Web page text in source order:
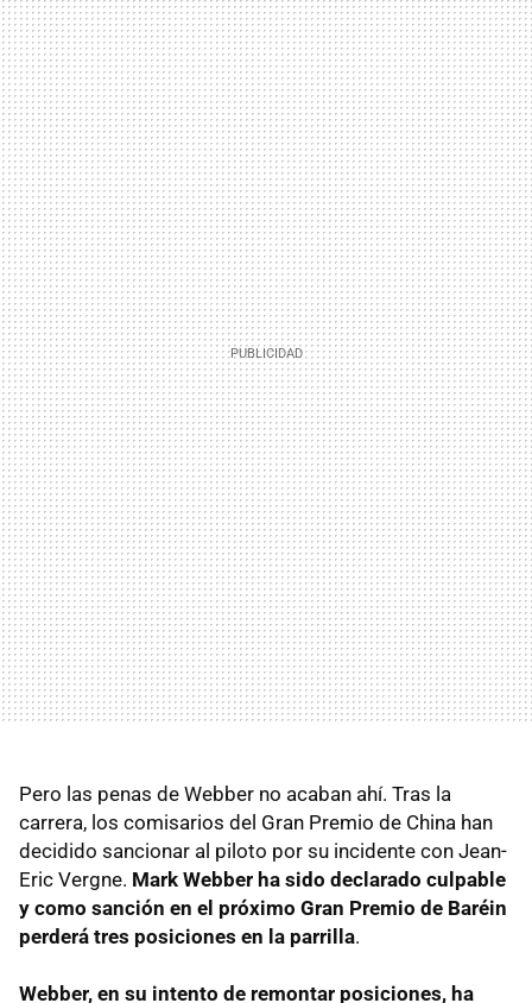
Pero las penas de Webber no acaban ahí. Tras la
carrera, los comisarios del Gran Premio de China han
decidido sancionar al piloto por su incidente con Jean-
Eric Vergne. Mark Webber ha sido declarado culpable
y como sanción en el próximo Gran Premio de Baréin
perderá tres posiciones en la parrilla.
Webber, en su intento de remontar posiciones, ha